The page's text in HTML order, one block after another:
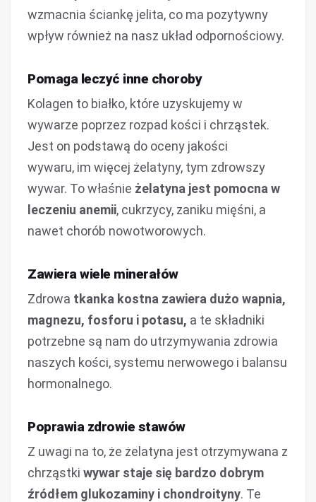
wzmacnia ściankę jelita, co ma pozytywny
wpływ również na nasz układ odpornościowy.
Pomaga leczyć inne choroby
Kolagen to białko, które uzyskujemy w
wywarze poprzez rozpad kości i chrząstek.
Jest on podstawą do oceny jakości
wywaru, im więcej żelatyny, tym zdrowszy
wywar. To właśnie żelatyna jest pomocna w
leczeniu anemii, cukrzycy, zaniku mięśni, a
nawet chorób nowotworowych.
Zawiera wiele minerałów
Zdrowa tkanka kostna zawiera dużo wapnia,
magnezu, fosforu i potasu, a te składniki
potrzebne są nam do utrzymywania zdrowia
naszych kości, systemu nerwowego i balansu
hormonalnego.
Poprawia zdrowie stawów
Z uwagi na to, że żelatyna jest otrzymywana z
chrząstki wywar staje się bardzo dobrym
źródłem glukozaminy i chondroityny. Te